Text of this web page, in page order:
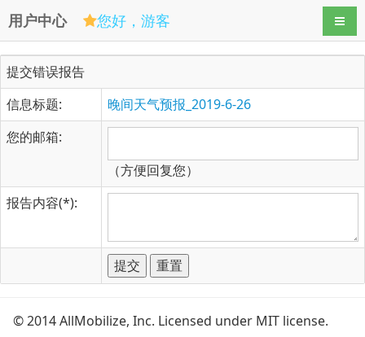
用户中心 您好，游客 导航
提交错误报告
信息标题:
晚间天气预报_2019-6-26
您的邮箱:
（方便回复您）
报告内容(*):
© 2014 AllMobilize, Inc. Licensed under MIT license.